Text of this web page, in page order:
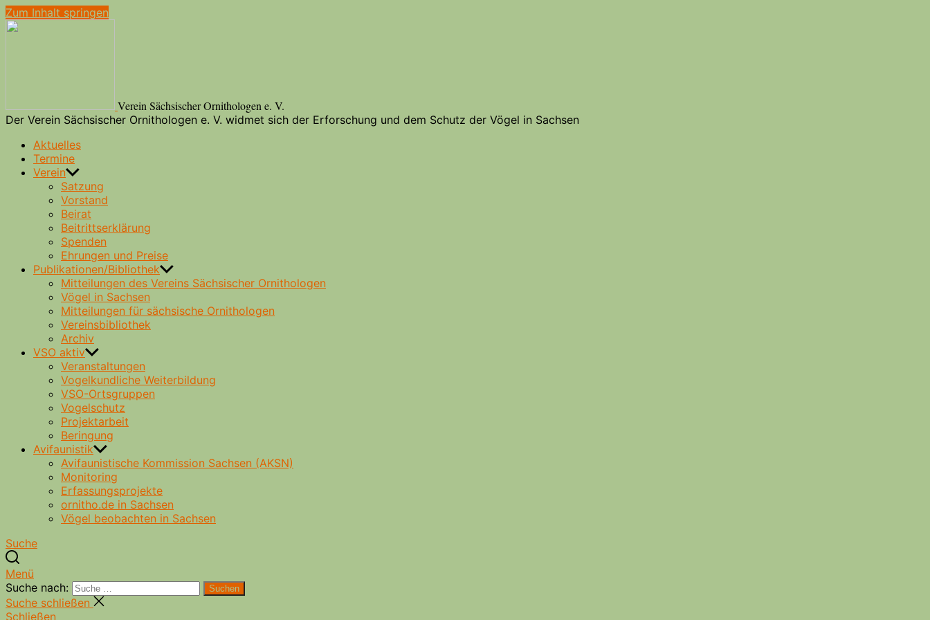
Zum Inhalt springen
Verein Sächsischer Ornithologen e. V.
Der Verein Sächsischer Ornithologen e. V. widmet sich der Erforschung und dem Schutz der Vögel in Sachsen
Aktuelles
Termine
Verein
Satzung
Vorstand
Beirat
Beitrittserklärung
Spenden
Ehrungen und Preise
Publikationen/Bibliothek
Mitteilungen des Vereins Sächsischer Ornithologen
Vögel in Sachsen
Mitteilungen für sächsische Ornithologen
Vereinsbibliothek
Archiv
VSO aktiv
Veranstaltungen
Vogelkundliche Weiterbildung
VSO-Ortsgruppen
Vogelschutz
Projektarbeit
Beringung
Avifaunistik
Avifaunistische Kommission Sachsen (AKSN)
Monitoring
Erfassungsprojekte
ornitho.de in Sachsen
Vögel beobachten in Sachsen
Suche
Menü
Suche nach:
Suchen
Suche schließen
Schließen